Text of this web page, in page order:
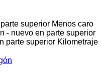
superior Menos caro
- nuevo en parte superior
parte superior Kilometraje